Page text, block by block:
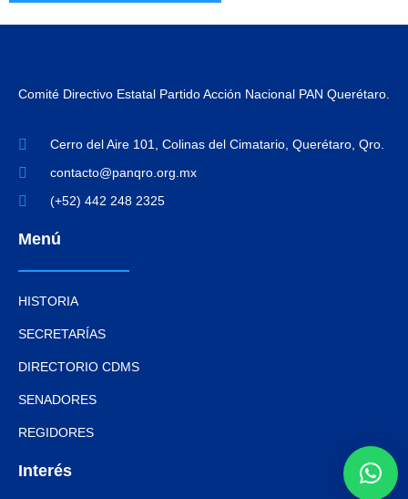
Comité Directivo Estatal Partido Acción Nacional PAN Querétaro.
Cerro del Aire 101, Colinas del Cimatario, Querétaro, Qro.
contacto@panqro.org.mx
(+52) 442 248 2325
Menú
HISTORIA
SECRETARÍAS
DIRECTORIO CDMS
SENADORES
REGIDORES
Interés